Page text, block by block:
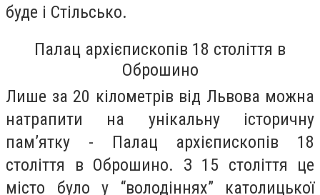
буде і Стільсько.
Палац архієпископів 18 століття в
Оброшино
Лише за 20 кілометрів від Львова можна
натрапити на унікальну історичну
пам’ятку - Палац архієпископів 18
століття в Оброшино. З 15 століття це
місто було у “володіннях” католицької